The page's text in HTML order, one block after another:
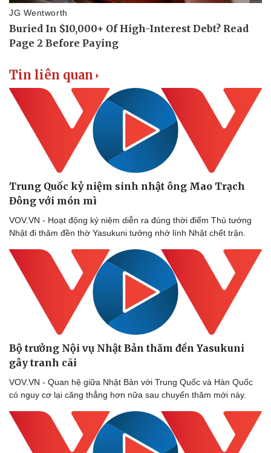
Thể thao
Ô tô - Xe máy
Tin liên quan
Trung Quốc kỷ niệm sinh nhật ông Mao Trạch
Đông với món mì
VOV.VN - Hoạt động kỷ niệm diễn ra đúng thời điểm Thủ tướng
Nhật đi thăm đền thờ Yasukuni tưởng nhớ lính Nhật chết trận.
Bộ trưởng Nội vụ Nhật Bản thăm đền Yasukuni
gây tranh cãi
VOV.VN - Quan hệ giữa Nhật Bản với Trung Quốc và Hàn Quốc
có nguy cơ lại căng thẳng hơn nữa sau chuyến thăm mới này.